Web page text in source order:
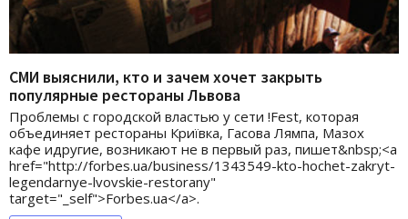
СМИ выяснили, кто и зачем хочет закрыть
популярные рестораны Львова
Проблемы с городской властью у сети !Fest, которая
объединяет рестораны Криївка, Гасова Лямпа, Мазох
кафе идругие, возникают не в первый раз, пишет&nbsp;<a
href="http://forbes.ua/business/1343549-kto-hochet-zakryt-
legendarnye-lvovskie-restorany"
target="_self">Forbes.ua</a>.